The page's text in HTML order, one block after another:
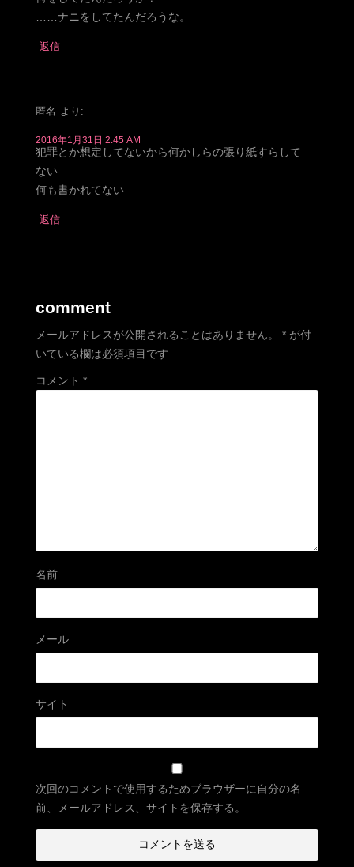
……ナニをしてたんだろうな。
返信
匿名 より:
2016年1月31日 2:45 AM
犯罪とか想定してないから何かしらの張り紙すらして
ない
何も書かれてない
返信
comment
メールアドレスが公開されることはありません。 * が付
いている欄は必須項目です
コメント *
名前
メール
サイト
次回のコメントで使用するためブラウザーに自分の名
前、メールアドレス、サイトを保存する。